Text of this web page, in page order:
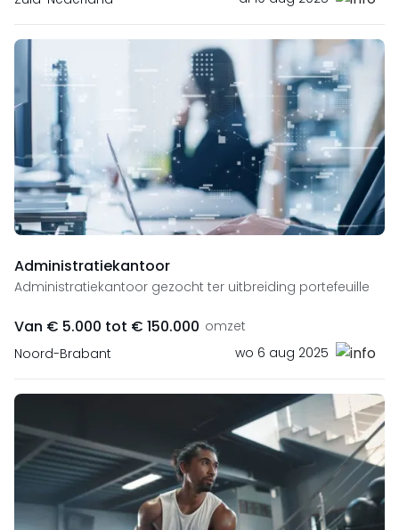
Administratiekantoor
Administratiekantoor gezocht ter uitbreiding portefeuille
Van € 5.000 tot € 150.000 omzet
Noord-Brabant
wo 6 aug 2025